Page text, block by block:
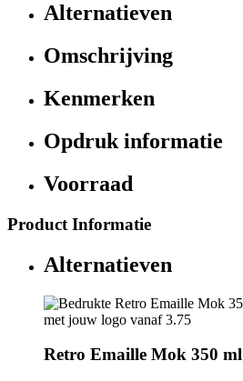
Alternatieven
Omschrijving
Kenmerken
Opdruk informatie
Voorraad
Product Informatie
Alternatieven
Retro Emaille Mok 350 ml